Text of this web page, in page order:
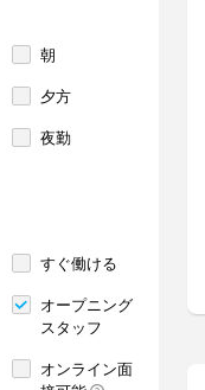
朝
夕方
夜勤
すぐ働ける
オープニング
スタッフ
オンライン面